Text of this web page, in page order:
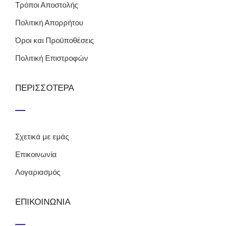
Τρόποι Αποστολής
Πολιτική Απορρήτου
Όροι και Προϋποθέσεις
Πολιτική Επιστροφών
ΠΕΡΙΣΣΟΤΕΡΑ
Σχετικά με εμάς
Επικοινωνία
Λογαριασμός
ΕΠΙΚΟΙΝΩΝΙΑ